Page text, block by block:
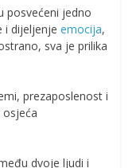
posvećeni jedno
i dijeljenje emocija,
sva je prilika
prezaposlenost i
dvoje ljudi i